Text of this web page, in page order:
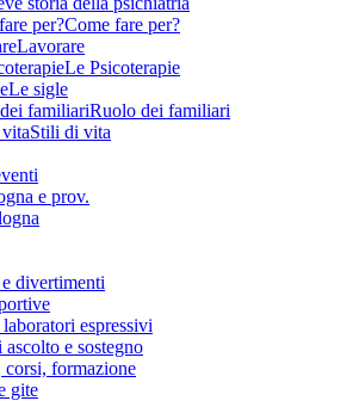
Come fare per?
Lavorare
Le Psicoterapie
Le sigle
Ruolo dei familiari
Stili di vita
e prov.
divertimenti
espressivi
e sostegno
corsi, formazione
gite